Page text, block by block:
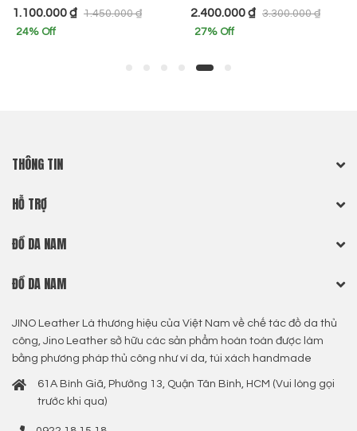
1.450.000₫
1.100.000₫
24% Off
3.300.000₫
2.400.000₫
27% Off
THÔNG TIN
HỖ TRỢ
ĐỒ DA NAM
ĐỒ DA NAM
JINO Leather Là thương hiệu của Việt Nam về chế tác đồ da thủ
công, Jino Leather sở hữu các sản phẩm hoàn toàn được làm
bằng phương pháp thủ công như ví da, túi xách handmade
61A Bình Giã, Phường 13, Quận Tân Bình, HCM (Vui lòng gọi
trước khi qua)